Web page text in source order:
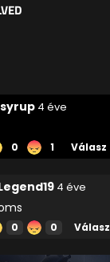
4 éve
0 1 Válasz
4 éve
0 0 Válasz